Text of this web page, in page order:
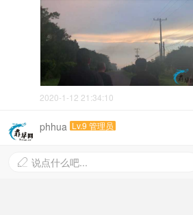
2020-1-12 21:34:10
phhua Lv.9 管理员
 说点什么吧...